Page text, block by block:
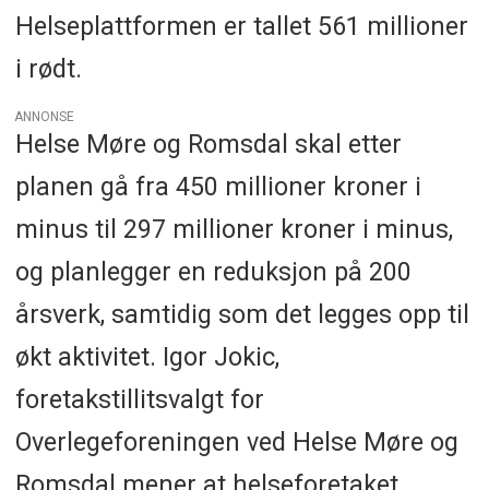
Helseplattformen er tallet 561 millioner
i rødt.
ANNONSE
Helse Møre og Romsdal skal etter
planen gå fra 450 millioner kroner i
minus til 297 millioner kroner i minus,
og planlegger en reduksjon på 200
årsverk, samtidig som det legges opp til
økt aktivitet. Igor Jokic,
foretakstillitsvalgt for
Overlegeforeningen ved Helse Møre og